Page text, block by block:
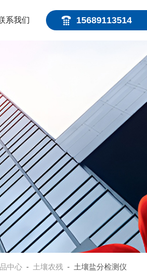
15689113514
系我们
中心- 土壤农残- 土壤盐分检测仪